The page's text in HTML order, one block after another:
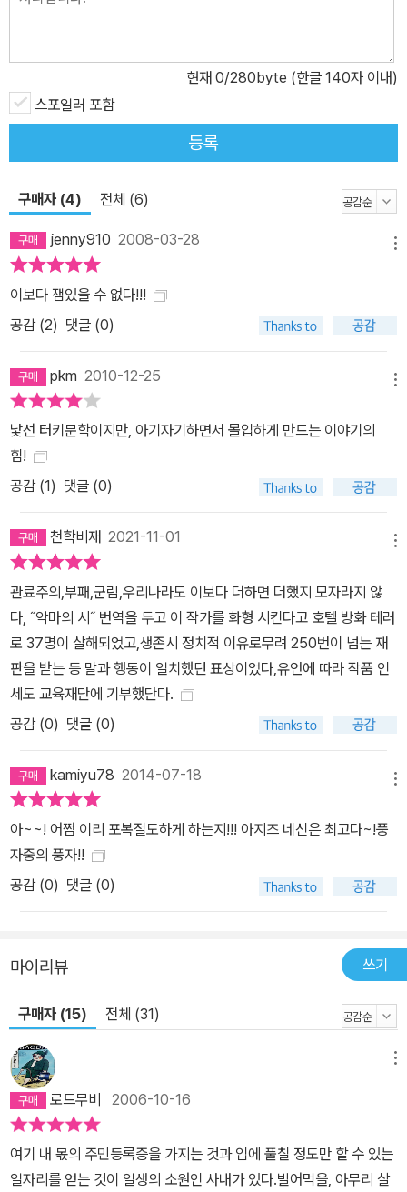
현재 0/280byte (한글 140자 이내)
스포일러 포함
등록
구매자 (4) 전체 (6)
jenny910 2008-03-28
이보다 잼있을 수 없다!!!
공감 (2) 댓글 (0)
pkm 2010-12-25
낯선 터키문학이지만, 아기자기하면서 몰입하게 만드는 이야기의
힘!
공감 (1) 댓글 (0)
천학비재 2021-11-01
관료주의,부패,군림,우리나라도 이보다 더하면 더했지 모자라지 않
다, ˝악마의 시˝ 번역을 두고 이 작가를 화형 시킨다고 호텔 방화 테러
로 37명이 살해되었고,생존시 정치적 이유로무려 250번이 넘는 재
판을 받는 등 말과 행동이 일치했던 표상이었다,유언에 따라 작품 인
세도 교육재단에 기부했단다.
공감 (0) 댓글 (0)
kamiyu78 2014-07-18
아~~! 어쩜 이리 포복절도하게 하는지!!! 아지즈 네신은 최고다~!풍
자중의 풍자!!
공감 (0) 댓글 (0)
마이리뷰 쓰기
구매자 (15) 전체 (31)
로드무비 2006-10-16
여기 내 몫의 주민등록증을 가지는 것과 입에 풀칠 정도만 할 수 있는
일자리를 얻는 것이 일생의 소원인 사내가 있다.빌어먹을, 아무리 살